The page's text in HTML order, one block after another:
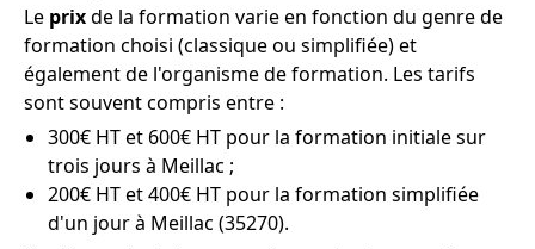
Le prixde la formation varie en fonction du genre de
formation choisi (classique ou simplifiée) et
également de l'organisme de formation. Les tarifs
sont souvent compris entre :
300€ HT et 600€ HT pour la formation initiale sur
trois jours à Meillac ;
200€ HT et 400€ HT pour la formation simplifiée
d'un jour à Meillac (35270).